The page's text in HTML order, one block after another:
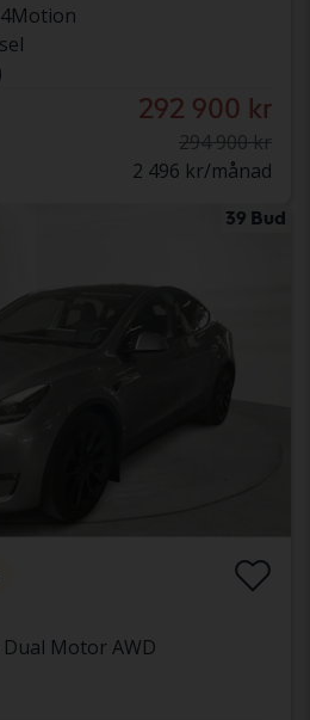
292 900 kr
294 900 kr
2 496 kr/månad
39 Bud
Motor AWD